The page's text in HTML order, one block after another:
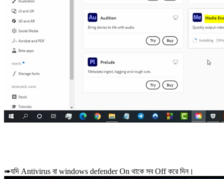
➠যদি Antivirus বা windows defender On থাকে সব Off করে দিন।